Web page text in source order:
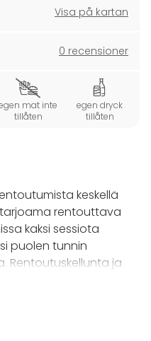
Visa på kartan
0 recensioner
mat inte
tillåten
egen dryck
tillåten
keskellä
tarjoama rentouttava
kaksi sessiota
puolen tunnin
Rentoutuskellunta ja
ja kaiken ikäisille.
helpotusta